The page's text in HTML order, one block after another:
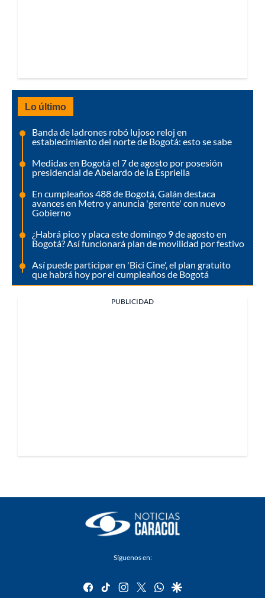
Lo último
Banda de ladrones robó lujoso reloj en
establecimiento del norte de Bogotá: esto se sabe
Medidas en Bogotá el 7 de agosto por posesión
presidencial de Abelardo de la Espriella
En cumpleaños 488 de Bogotá, Galán destaca
avances en Metro y anuncia 'gerente' con nuevo
Gobierno
¿Habrá pico y placa este domingo 9 de agosto en
Bogotá? Así funcionará plan de movilidad por festivo
Así puede participar en 'Bici Cine', el plan gratuito
que habrá hoy por el cumpleaños de Bogotá
PUBLICIDAD
Síguenos en:
facebook
tiktok instagram
twitterwhatsapp
google